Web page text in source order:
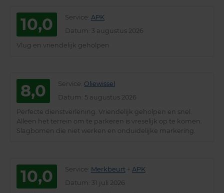
10,0 Service APK
Datum : 3 augustus 2026
Vlug en vriendelijk geholpen
8,0 Service Oliewissel
Datum : 5 augustus 2026
Perfecte dienstverlening. Vriendelijk geholpen en snel.
Alleen het terrein om te parkeren is vreselijk op te komen.
Slagbomen die niet werken en onduidelijke markering.
10,0 Service Merkbeurt + APK
Datum : 31 juli 2026